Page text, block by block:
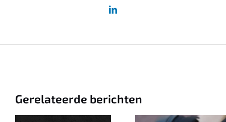
Gerelateerde berichten